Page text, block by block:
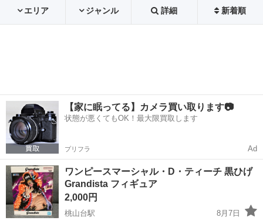
エリア ジャンル 詳細 新着順
【家に眠ってる】カメラ買い取ります📷
状態が悪くてもOK！最大限買取します
プリフラ Ad
ワンピースマーシャル・D・ティーチ 黒ひげ
Grandista フィギュア
2,000円
桃山台駅
8月7日